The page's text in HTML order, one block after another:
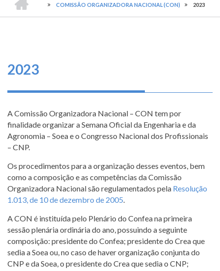
O
que
se
Fale
Conosco
Transparência
e
Prestação
Contas
TRILHA
DE
-
CONSELHO
FEDERAL
COMISSÃO ORGANIZADORA NACIONAL (CON)
2023
2023
A Comissão Organizadora Nacional – CON tem por
finalidade organizar a Semana Oficial da Engenharia e da
Agronomia – Soea e o Congresso Nacional dos Profissionais
– CNP.
Os procedimentos para a organização desses eventos, bem
como a composição e as competências da Comissão
Organizadora Nacional são regulamentados pela Resolução
1.013, de 10 de dezembro de 2005
A CON é instituída pelo Plenário do Confea na primeira
sessão plenária ordinária do ano, possuindo a seguinte
composição: presidente do Confea; presidente do Crea que
sedia a Soea ou, no caso de haver organização conjunta do
CNP e da Soea, o presidente do Crea que sedia o CNP;